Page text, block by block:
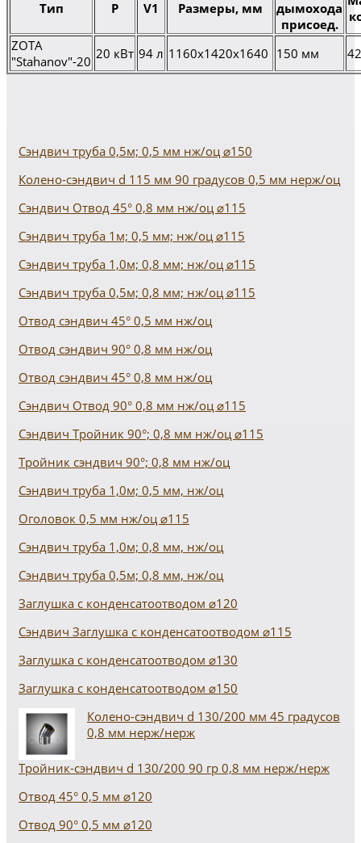
Тип P V1 Размеры, мм
дымохода
присоед.
ZOTA
"Stahanov"-20 20 кВт 94 л 1160х1420х1640 150 мм
Сэндвич труба 0,5м; 0,5 мм нж/оц ⌀150
Колено-сэндвич d 115 мм 90 градусов 0,5 мм нерж/оц
Сэндвич Отвод 45° 0,8 мм нж/оц ⌀115
Сэндвич труба 1м; 0,5 мм; нж/оц ⌀115
Сэндвич труба 1,0м; 0,8 мм; нж/оц ⌀115
Сэндвич труба 0,5м; 0,8 мм; нж/оц ⌀115
Отвод сэндвич 45° 0,5 мм нж/оц
Отвод сэндвич 90° 0,8 мм нж/оц
Отвод сэндвич 45° 0,8 мм нж/оц
Сэндвич Отвод 90° 0,8 мм нж/оц ⌀115
Сэндвич Тройник 90°; 0,8 мм нж/оц ⌀115
Тройник сэндвич 90°; 0,8 мм нж/оц
Сэндвич труба 1,0м; 0,5 мм, нж/оц
Оголовок 0,5 мм нж/оц ⌀115
Сэндвич труба 1,0м; 0,8 мм, нж/оц
Сэндвич труба 0,5м; 0,8 мм, нж/оц
Заглушка с конденсатоотводом ⌀120
Сэндвич Заглушка с конденсатоотводом ⌀115
Заглушка с конденсатоотводом ⌀130
Заглушка с конденсатоотводом ⌀150
Колено-сэндвич d 130/200 мм 45 градусов
0,8 мм нерж/нерж
Тройник-сэндвич d 130/200 90 гр 0,8 мм нерж/нерж
Отвод 45° 0,5 мм ⌀120
Отвод 90° 0,5 мм ⌀120